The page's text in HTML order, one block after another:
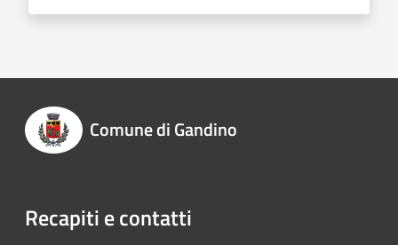
Comune di Gandino
Recapiti e contatti